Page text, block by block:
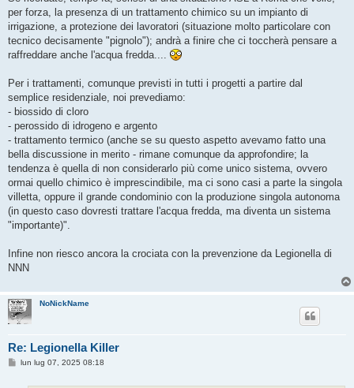
per forza, la presenza di un trattamento chimico su un impianto di
irrigazione, a protezione dei lavoratori (situazione molto particolare con
tecnico decisamente "pignolo"); andrà a finire che ci toccherà pensare a
raffreddare anche l'acqua fredda....
Per i trattamenti, comunque previsti in tutti i progetti a partire dal
semplice residenziale, noi prevediamo:
- biossido di cloro
- perossido di idrogeno e argento
- trattamento termico (anche se su questo aspetto avevamo fatto una
bella discussione in merito - rimane comunque da approfondire; la
tendenza è quella di non considerarlo più come unico sistema, ovvero
ormai quello chimico è imprescindibile, ma ci sono casi a parte la singola
villetta, oppure il grande condominio con la produzione singola autonoma
(in questo caso dovresti trattare l'acqua fredda, ma diventa un sistema
"importante)".
Infine non riesco ancora la crociata con la prevenzione da Legionella di
NNN
NoNickName
Re: Legionella Killer
Mlun lug 07, 2025 08:18